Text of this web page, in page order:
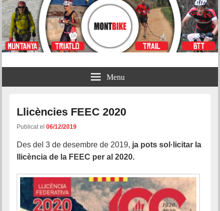
Montbike Menu
Llicències FEEC 2020
Publicat el06/12/2019
Des del 3 de desembre de 2019, ja pots sol·licitar la
llicència de la FEEC per al 2020.